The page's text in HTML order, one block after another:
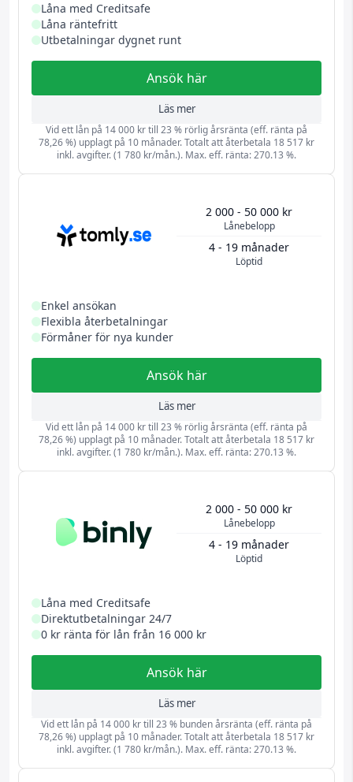
Låna med Creditsafe
Låna räntefritt
Utbetalningar dygnet runt
Ansök här
Läs mer
Vid ett lån på 14 000 kr till 23 % rörlig årsränta (eff. ränta på
78,26 %) upplagt på 10 månader. Totalt att återbetala 18 517 kr
inkl. avgifter. (1 780 kr/mån.). Max. eff. ränta: 270.13 %.
Lånebelopp
2 000 - 50 000 kr
Löptid
4 - 19 månader
Enkel ansökan
Flexibla återbetalningar
Förmåner för nya kunder
Ansök här
Läs mer
Vid ett lån på 14 000 kr till 23 % rörlig årsränta (eff. ränta på
78,26 %) upplagt på 10 månader. Totalt att återbetala 18 517 kr
inkl. avgifter. (1 780 kr/mån.). Max. eff. ränta: 270.13 %.
Lånebelopp
2 000 - 50 000 kr
Löptid
4 - 19 månader
Låna med Creditsafe
Direktutbetalningar 24/7
0 kr ränta för lån från 16 000 kr
Ansök här
Läs mer
Vid ett lån på 14 000 kr till 23 % bunden årsränta (eff. ränta på
78,26 %) upplagt på 10 månader. Totalt att återbetala 18 517 kr
inkl. avgifter. (1 780 kr/mån.). Max. eff. ränta: 270.13 %.